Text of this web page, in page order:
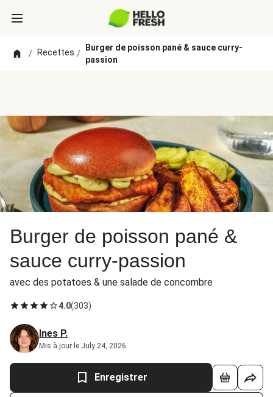
/ Recettes /
Burger de poisson pané & sauce curry-
passion
Burger de poisson pané &
sauce curry-passion
avec des potatoes & une salade de concombre
4.0(303)
Ines P.
Mis à jour le July 24, 2026
Enregistrer